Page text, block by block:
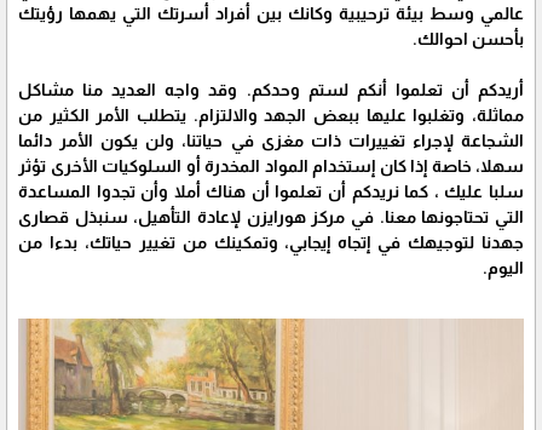
عالمي وسط بيئة ترحيبية وكانك بين أفراد أسرتك التي يهمها رؤيتك
بأحسن احوالك.
أريدكم أن تعلموا أنكم لستم وحدكم. وقد واجه العديد منا مشاكل
مماثلة، وتغلبوا عليها ببعض الجهد والالتزام. يتطلب الأمر الكثير من
الشجاعة لإجراء تغييرات ذات مغزى في حياتنا، ولن يكون الأمر دائما
سهلا، خاصة إذا كان إستخدام المواد المخدرة أو السلوكيات الأخرى تؤثر
سلبا عليك ، كما نريدكم أن تعلموا أن هناك أملا وأن تجدوا المساعدة
التي تحتاجونها معنا. في مركز هورايزن لإعادة التأهيل، سنبذل قصارى
جهدنا لتوجيهك في إتجاه إيجابي، وتمكينك من تغيير حياتك، بدءا من
اليوم.